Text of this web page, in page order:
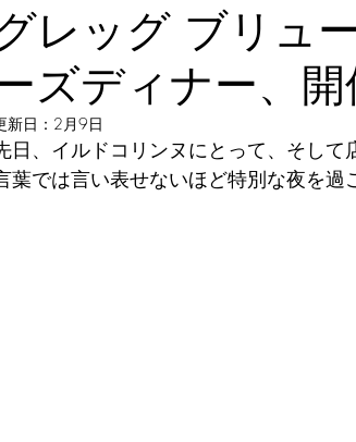
レッグ ブリュ
ズディナー、開
新日： 2月9日
日、イルドコリンヌにとって、そして
葉では言い表せないほど特別な夜を